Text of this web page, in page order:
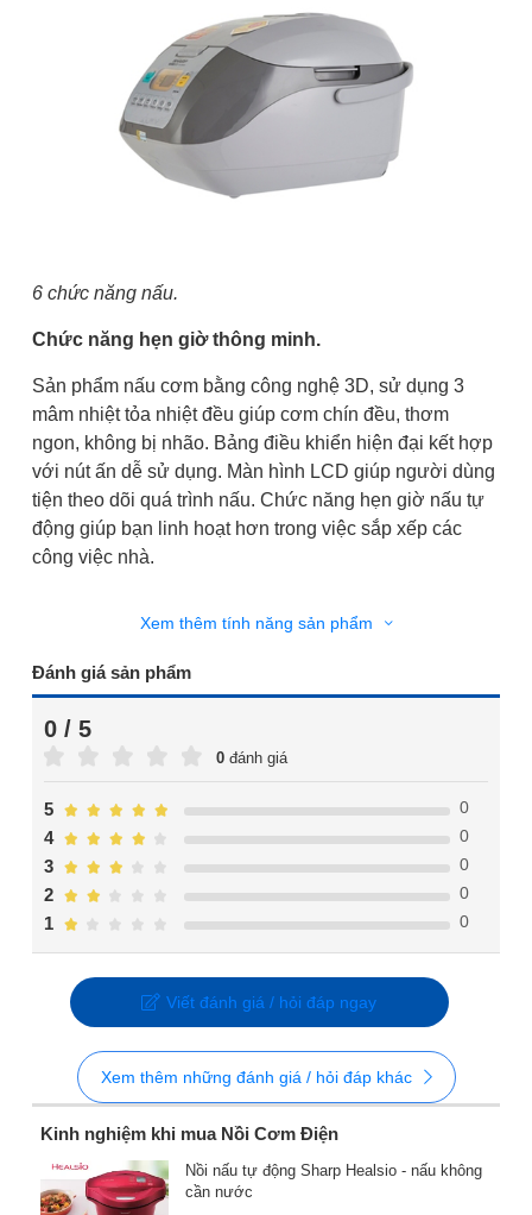
6 chức năng nấu.
Chức năng hẹn giờ thông minh.
Sản phẩm nấu cơm bằng công nghệ 3D, sử dụng 3
mâm nhiệt tỏa nhiệt đều giúp cơm chín đều, thơm
ngon, không bị nhão. Bảng điều khiển hiện đại kết hợp
với nút ấn dễ sử dụng. Màn hình LCD giúp người dùng
tiện theo dõi quá trình nấu. Chức năng hẹn giờ nấu tự
động giúp bạn linh hoạt hơn trong việc sắp xếp các
công việc nhà.
Xem thêm tính năng sản phẩm
Đánh giá sản phẩm
0 / 5
0 đánh giá
1 0
2 0
3 0
4 0
5 0
Viết đánh giá / hỏi đáp ngay
Xem thêm những đánh giá / hỏi đáp khác
Kinh nghiệm khi mua Nồi Cơm Điện
Nồi nấu tự động Sharp Healsio - nấu không
cần nước